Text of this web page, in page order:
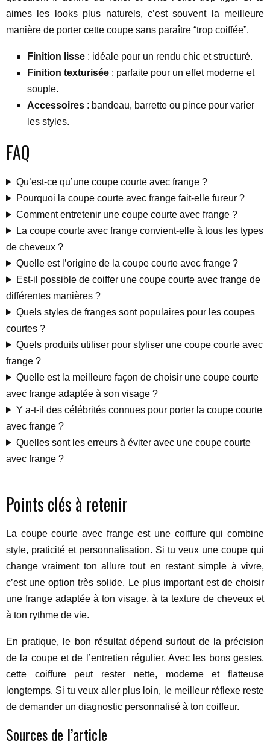
aimes les looks plus naturels, c’est souvent la meilleure
manière de porter cette coupe sans paraître “trop coiffée”.
Finition lisse : idéale pour un rendu chic et structuré.
Finition texturisée : parfaite pour un effet moderne et
souple.
Accessoires : bandeau, barrette ou pince pour varier
les styles.
FAQ
Qu’est-ce qu’une coupe courte avec frange ?
Pourquoi la coupe courte avec frange fait-elle fureur ?
Comment entretenir une coupe courte avec frange ?
La coupe courte avec frange convient-elle à tous les types
de cheveux ?
Quelle est l’origine de la coupe courte avec frange ?
Est-il possible de coiffer une coupe courte avec frange de
différentes manières ?
Quels styles de franges sont populaires pour les coupes
courtes ?
Quels produits utiliser pour styliser une coupe courte avec
frange ?
Quelle est la meilleure façon de choisir une coupe courte
avec frange adaptée à son visage ?
Y a-t-il des célébrités connues pour porter la coupe courte
avec frange ?
Quelles sont les erreurs à éviter avec une coupe courte
avec frange ?
Points clés à retenir
La coupe courte avec frange est une coiffure qui combine
style, praticité et personnalisation. Si tu veux une coupe qui
change vraiment ton allure tout en restant simple à vivre,
c’est une option très solide. Le plus important est de choisir
une frange adaptée à ton visage, à ta texture de cheveux et
à ton rythme de vie.
En pratique, le bon résultat dépend surtout de la précision
de la coupe et de l’entretien régulier. Avec les bons gestes,
cette coiffure peut rester nette, moderne et flatteuse
longtemps. Si tu veux aller plus loin, le meilleur réflexe reste
de demander un diagnostic personnalisé à ton coiffeur.
Sources de l’article